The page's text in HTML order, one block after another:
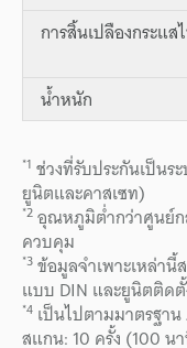
การสิ้นเปลืองกระแ
น้ำหนัก
*1 ช่วงที่รับประกันเป็นร
ยูนิตและคาสเซท)
*2อุณหภูมิต่ำกว่าศูนย์ก
ควบคุม
*3ข้อมูลจำเพาะเหล่า
แบบ DIN และยูนิตติด
*4 เป็นไปตามมาตรฐาน
สแกน: 10 ครั้ง (100 น